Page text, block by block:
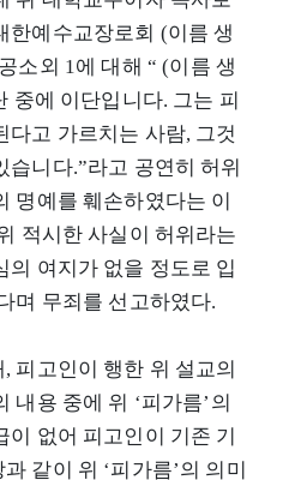
한예수교장로회 (이름 생
소외 1에 대해 “ (이름 생
중에 이단입니다. 그는 피
다고 가르치는 사람, 그것
습니다.”라고 공연히 허위
명예를 훼손하였다는 이
적시한 사실이 허위라는
의 여지가 없을 정도로 입
며 무죄를 선고하였다.
피고인이 행한 위 설교의
내용 중에 위 ‘피가름’의
이 없어 피고인이 기존 기
같이 위 ‘피가름’의 의미